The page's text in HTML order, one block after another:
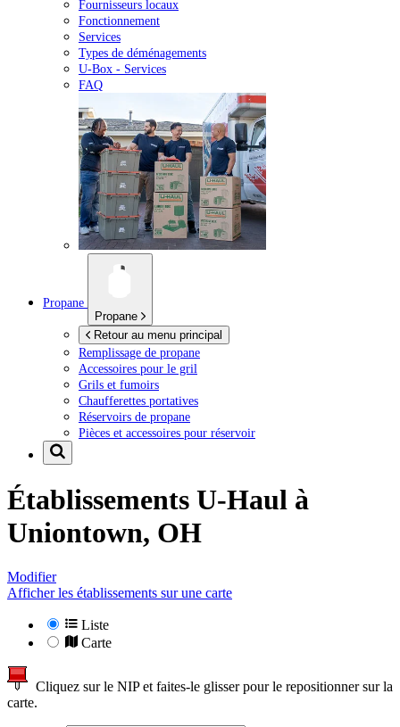
Fournisseurs locaux
Fonctionnement
Services
Types de déménagements
U-Box - Services
FAQ
Propane
Propane
Retour au menu principal
Remplissage de propane
Accessoires pour le gril
Grils et fumoirs
Chaufferettes portatives
Réservoirs de propane
Pièces et accessoires pour réservoir
Établissements U-Haul à
Uniontown, OH
Modifier
Afficher les établissements sur une carte
Liste
Carte
Cliquez sur le NIP et faites-le glisser pour le repositionner sur la
carte.